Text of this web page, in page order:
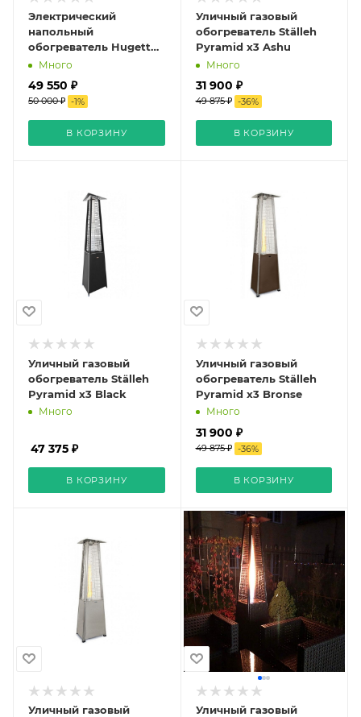
Электрический
напольный
обогреватель Hugett
Floor 1870
Много
49 550 ₽
50 000 ₽ -1%
В КОРЗИНУ
Уличный газовый
обогреватель Ställeh
Pyramid x3 Ashu
Много
31 900 ₽
49 875 ₽ -36%
В КОРЗИНУ
Уличный газовый
обогреватель Ställeh
Pyramid x3 Black
Много
47 375 ₽
В КОРЗИНУ
Уличный газовый
обогреватель Ställeh
Pyramid x3 Bronse
Много
31 900 ₽
49 875 ₽ -36%
В КОРЗИНУ
Уличный газовый
Уличный газовый